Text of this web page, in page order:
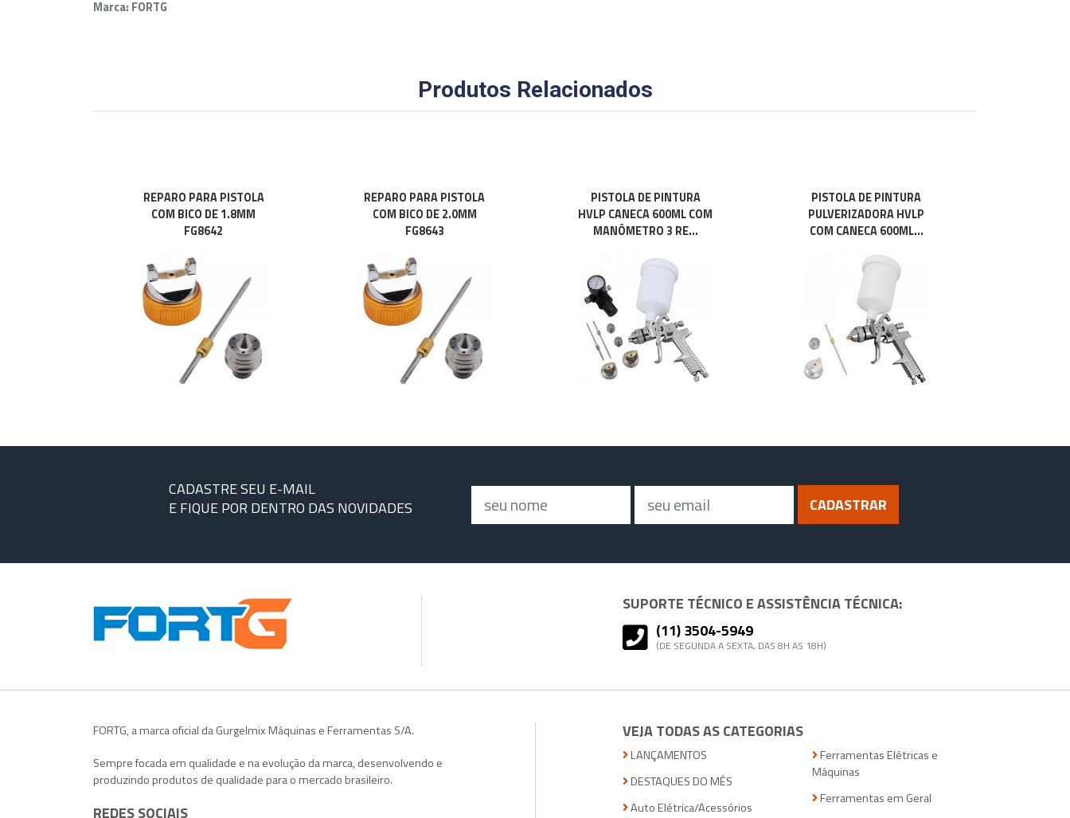
Marca: FORTG
Produtos Relacionados
REPARO PARA PISTOLA
COM BICO DE 1.8MM
FG8642
REPARO PARA PISTOLA
COM BICO DE 2.0MM
FG8643
PISTOLA DE PINTURA
HVLP CANECA 600ML COM
MANÔMETRO 3 RE...
PISTOLA DE PINTURA
PULVERIZADORA HVLP
COM CANECA 600ML...
CADASTRE SEU E-MAIL
E FIQUE POR DENTRO DAS NOVIDADES
Nome CADASTRAR
SUPORTE TÉCNICO E ASSISTÊNCIA TÉCNICA:
(11) 3504-5949
(DE SEGUNDA A SEXTA, DAS 8H AS 18H)
FORTG, a marca oficial da Gurgelmix Máquinas e Ferramentas S/A.
Sempre focada em qualidade e na evolução da marca, desenvolvendo e
produzindo produtos de qualidade para o mercado brasileiro.
REDES SOCIAIS
VEJA TODAS AS CATEGORIAS
LANÇAMENTOS
DESTAQUES DO MÊS
Auto Elétrica/Acessórios
Ferramentas Elétricas e
Máquinas
Ferramentas em Geral